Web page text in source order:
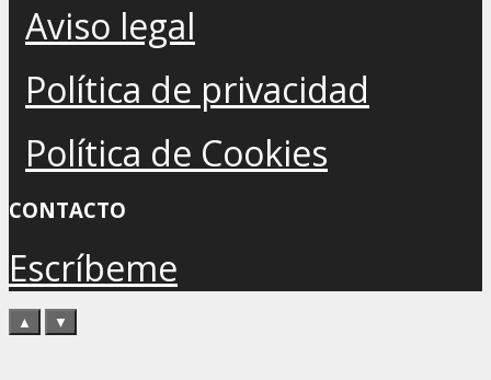
Aviso legal
Política de privacidad
Política de Cookies
CONTACTO
Escríbeme
▲ ▼